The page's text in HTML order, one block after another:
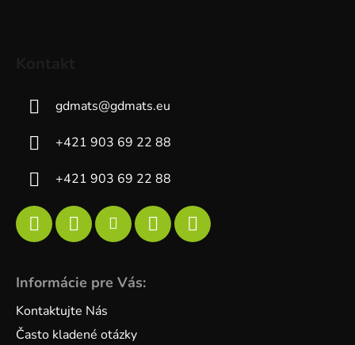
gdmats@gdmats.eu
+421 903 69 22 88
+421 903 69 22 88
Informácie pre Vás:
Kontaktujte Nás
Často kladené otázky